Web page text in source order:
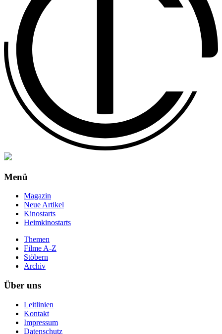
Menü
Magazin
Neue Artikel
Kinostarts
Heimkinostarts
Themen
Filme A-Z
Stöbern
Archiv
Über uns
Leitlinien
Kontakt
Impressum
Datenschutz